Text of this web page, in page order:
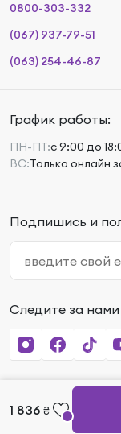
1 836 ₴
0800-303-332
(067) 937-79-51
(063) 254-46-87
График работы:
ПН-ПТ:с 9:00 до
ВС:Только онлайн
Подпишись и
Следите за нами